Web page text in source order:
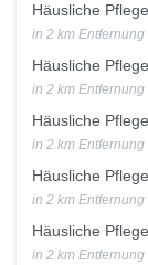
Häusliche
in 2 km Entfernung
Häusliche
in 2 km Entfernung
Häusliche
in 2 km Entfernung
Häusliche
in 2 km Entfernung
Häusliche
in 2 km Entfernung